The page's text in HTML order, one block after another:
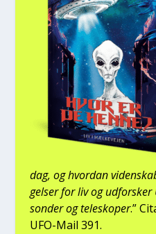
dag, og hvor­dan
gel­ser for liv og
son­der og telesko­per.”
UFO-Mail 391.